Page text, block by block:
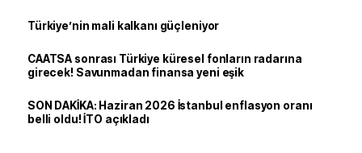
Türkiye’nin mali kalkanı güçleniyor
CAATSA sonrası Türkiye küresel fonların radarına
girecek! Savunmadan finansa yeni eşik
SON DAKİKA: Haziran 2026 İstanbul enflasyon oranı
belli oldu! İTO açıkladı